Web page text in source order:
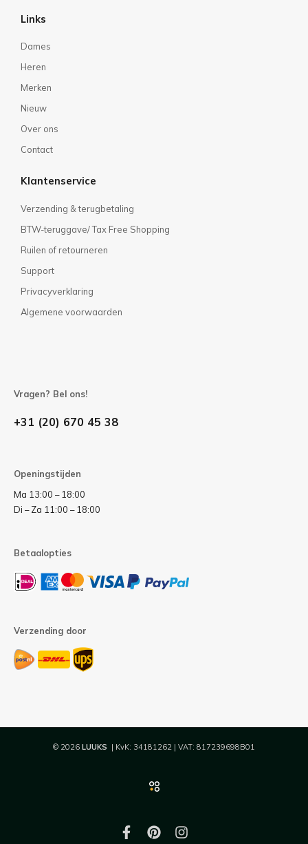
Links
Dames
Heren
Merken
Nieuw
Over ons
Contact
Klantenservice
Verzending & terugbetaling
BTW-teruggave/ Tax Free Shopping
Ruilen of retourneren
Support
Privacyverklaring
Algemene voorwaarden
Vragen? Bel ons!
+31 (20) 670 45 38
Openingstijden
Ma 13:00 – 18:00
Di – Za 11:00 – 18:00
Betaalopties
Verzending door
© 2026 LUUKS | KvK: 34181262 | VAT: 817239698B01